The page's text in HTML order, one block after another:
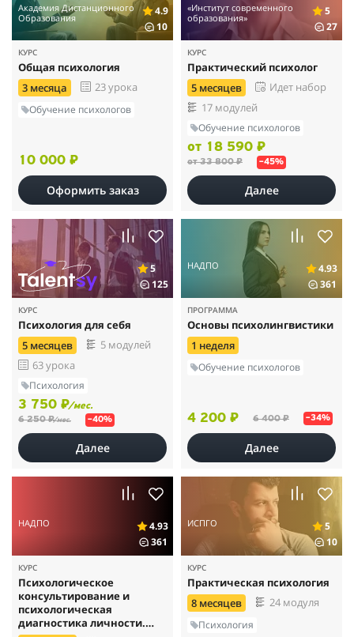
Академия Дистанционного
Образования
4.9
10
КУРС
Общая психология
3 месяца
23 урока
Обучение психологов
10 000 ₽
Оформить заказ
«Институт современного
образования»
5
27
КУРС
Практический психолог
5 месяцев
Идет набор
17 модулей
Обучение психологов
от 18 590 ₽
от 33 800 ₽ –45%
Далее
5
125
КУРС
Психология для себя
5 месяцев
5 модулей
63 урока
Психология
3 750 ₽/мес.
6 250 ₽/мес. –40%
Далее
НАДПО
4.93
361
ПРОГРАММА
Основы психолингвистики
1 неделя
Обучение психологов
4 200 ₽ 6 400 ₽ –34%
Далее
НАДПО
4.93
361
КУРС
Психологическое
консультирование и
психологическая
диагностика личности.
ИСПГО
5
10
КУРС
Практическая психология
8 месяцев
24 модуля
Психология